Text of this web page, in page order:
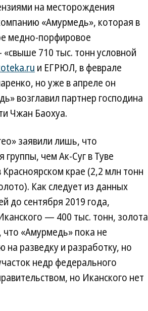
на месторождения
«Амурмедь», которая в
медно-порфировое
710 тыс. тонн условной
и ЕГРЮЛ, в феврале
но уже в апреле он
возглавил партнер господина
Чжан Баохуа.
заявили лишь, что
чем Ак-Суг в Туве
крае (2,2 млн тонн
Как следует из данных
до сентября 2019 года,
— 400 тыс. тонн, золота
«Амурмедь» пока не
на разведку и разработку, но
недр федерального
но Иканского нет